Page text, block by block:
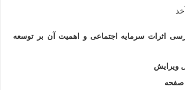
اثرات سرمایه اجتماعی و اهمیت آن بر توسعه